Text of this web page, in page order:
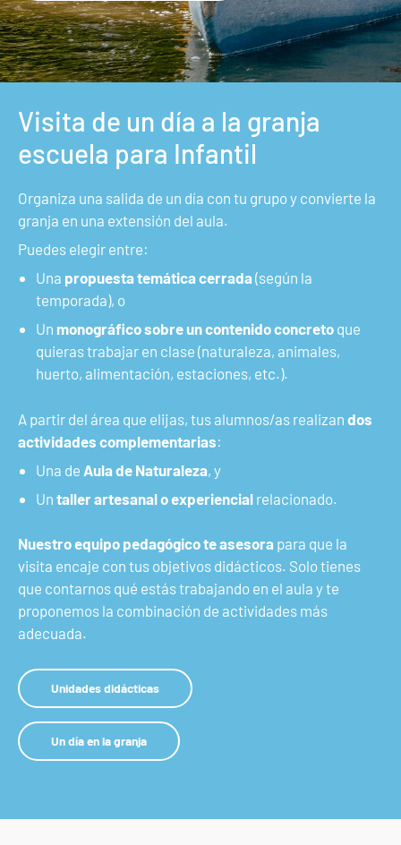
Visita de un día a la granja
escuela para Infantil
Organiza una salida de un día con tu grupo y convierte la
granja en una extensión del aula.
Puedes elegir entre:
Una propuesta temática cerrada(según la
temporada), o
Un monográfico sobre un contenido concreto que
quieras trabajar en clase (naturaleza, animales,
huerto, alimentación, estaciones, etc.).
A partir del área que elijas, tus alumnos/as realizan dos
actividades complementarias:
Una de Aula de Naturaleza, y
Un taller artesanal o experiencial relacionado.
Nuestro equipo pedagógico te asesora para que la
visita encaje con tus objetivos didácticos. Solo tienes
que contarnos qué estás trabajando en el aula y te
proponemos la combinación de actividades más
adecuada.
Unidades didácticas
Un día en la granja